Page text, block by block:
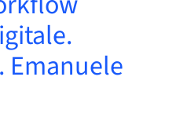
Emanuele